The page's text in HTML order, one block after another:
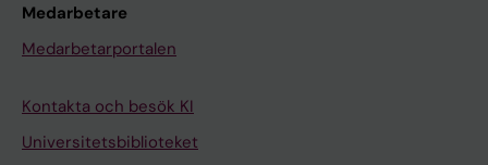
Medarbetare
Medarbetarportalen
Kontakta och besök KI
Universitetsbiblioteket